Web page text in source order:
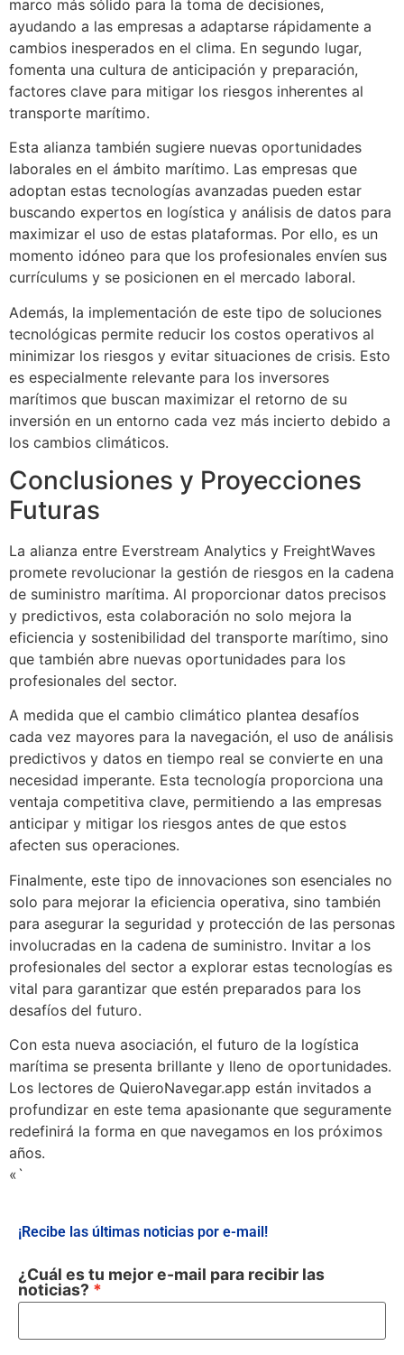
marco más sólido para la toma de decisiones,
ayudando a las empresas a adaptarse rápidamente a
cambios inesperados en el clima. En segundo lugar,
fomenta una cultura de anticipación y preparación,
factores clave para mitigar los riesgos inherentes al
transporte marítimo.
Esta alianza también sugiere nuevas oportunidades
laborales en el ámbito marítimo. Las empresas que
adoptan estas tecnologías avanzadas pueden estar
buscando expertos en logística y análisis de datos para
maximizar el uso de estas plataformas. Por ello, es un
momento idóneo para que los profesionales envíen sus
currículums y se posicionen en el mercado laboral.
Además, la implementación de este tipo de soluciones
tecnológicas permite reducir los costos operativos al
minimizar los riesgos y evitar situaciones de crisis. Esto
es especialmente relevante para los inversores
marítimos que buscan maximizar el retorno de su
inversión en un entorno cada vez más incierto debido a
los cambios climáticos.
Conclusiones y Proyecciones
Futuras
La alianza entre Everstream Analytics y FreightWaves
promete revolucionar la gestión de riesgos en la cadena
de suministro marítima. Al proporcionar datos precisos
y predictivos, esta colaboración no solo mejora la
eficiencia y sostenibilidad del transporte marítimo, sino
que también abre nuevas oportunidades para los
profesionales del sector.
A medida que el cambio climático plantea desafíos
cada vez mayores para la navegación, el uso de análisis
predictivos y datos en tiempo real se convierte en una
necesidad imperante. Esta tecnología proporciona una
ventaja competitiva clave, permitiendo a las empresas
anticipar y mitigar los riesgos antes de que estos
afecten sus operaciones.
Finalmente, este tipo de innovaciones son esenciales no
solo para mejorar la eficiencia operativa, sino también
para asegurar la seguridad y protección de las personas
involucradas en la cadena de suministro. Invitar a los
profesionales del sector a explorar estas tecnologías es
vital para garantizar que estén preparados para los
desafíos del futuro.
Con esta nueva asociación, el futuro de la logística
marítima se presenta brillante y lleno de oportunidades.
Los lectores de QuieroNavegar.app están invitados a
profundizar en este tema apasionante que seguramente
redefinirá la forma en que navegamos en los próximos
años.
«`
¡Recibe las últimas noticias por e-mail!
¿Cuál es tu mejor e-mail para recibir las
noticias?